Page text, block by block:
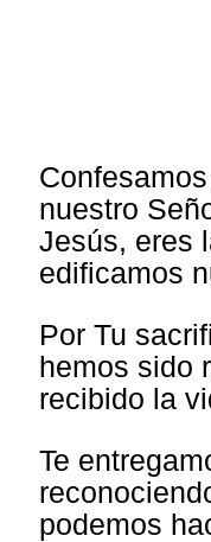
nuestro
Jesús, eres
edificamos
Por Tu
hemos sido
recibido la
Te
podemos